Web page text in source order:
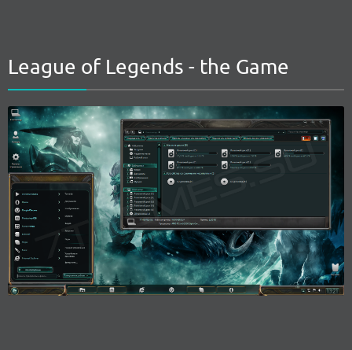
League of Legends - the Game